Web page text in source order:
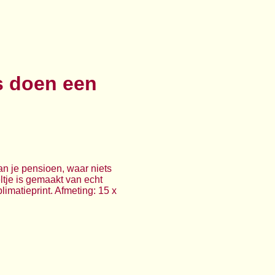
doen een
je pensioen, waar niets
is gemaakt van echt
Afmeting: 15 x